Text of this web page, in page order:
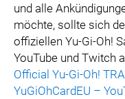
und alle
möchte, sollte sich
offiziellen Yu-Gi-Oh!
YouTube und Twitch
Official Yu-Gi-Oh!
YuGiOhCardEU –